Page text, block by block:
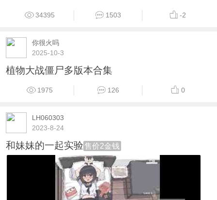
34395 1503 -2
你很火吗
2025-10-3
植物大战僵尸多版本合集
1975 126 0
LH060303
2023-8-24
和妹妹的一起实验 售价2金钱